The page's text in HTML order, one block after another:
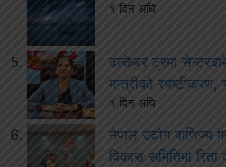
१ दिन अघि
ढल्केबर ट्रमा
मन्त्रीको स्पष्टीकरण,
१ दिन अघि
नेपाल उद्योग वाणिज्य
विकास समितिमा